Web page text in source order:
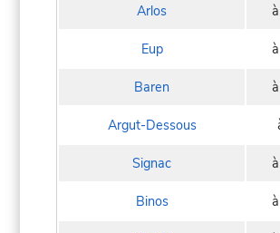
Arlos
Eup
Baren
Argut-Dessous
Signac
Binos